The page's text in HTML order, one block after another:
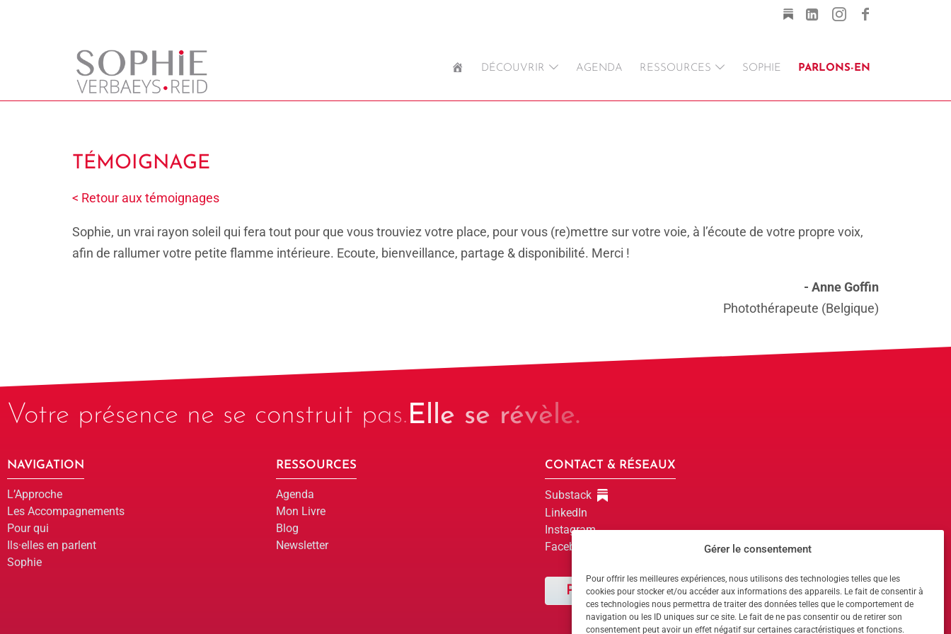
Gérer le consentement
Pour offrir les meilleures expériences, nous utilisons des technologies telles que les
cookies pour stocker et/ou accéder aux informations des appareils. Le fait de consentir à
ces technologies nous permettra de traiter des données telles que le comportement de
navigation ou les ID uniques sur ce site. Le fait de ne pas consentir ou de retirer son
consentement peut avoir un effet négatif sur certaines caractéristiques et fonctions.
ACCUEIL
DÉCOUVRIR AGENDA RESSOURCES SOPHIE PARLONS-EN
TÉMOIGNAGE
< Retour aux témoignages
Sophie, un vrai rayon soleil qui fera tout pour que vous trouviez votre place, pour vous (re)mettre sur votre voie, à l’écoute de votre propre voix,
afin de rallumer votre petite flamme intérieure. Ecoute, bienveillance, partage & disponibilité. Merci !
- Anne Goffin
Photothérapeute (Belgique)
Votre présence ne se construit pas.Elle se révèle.
NAVIGATION
L’Approche
Les Accompagnements
Pour qui
Ils·elles en parlent
Sophie
RESSOURCES
Agenda
Mon Livre
Blog
Newsletter
CONTACT & RÉSEAUX
Substack
LinkedIn
Instagram
Facebook
Parlons-en !
Parlons-en !